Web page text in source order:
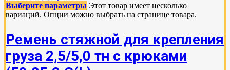
Выберите параметры Этот товар имеет несколько
вариаций. Опции можно выбрать на странице товара.
Ремень стяжной для крепления
груза 2,5/5,0 тн с крюками